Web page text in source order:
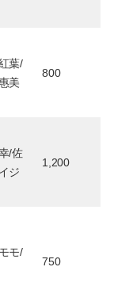
葉/
美
800
/佐
ジ
1,200
モ/
750